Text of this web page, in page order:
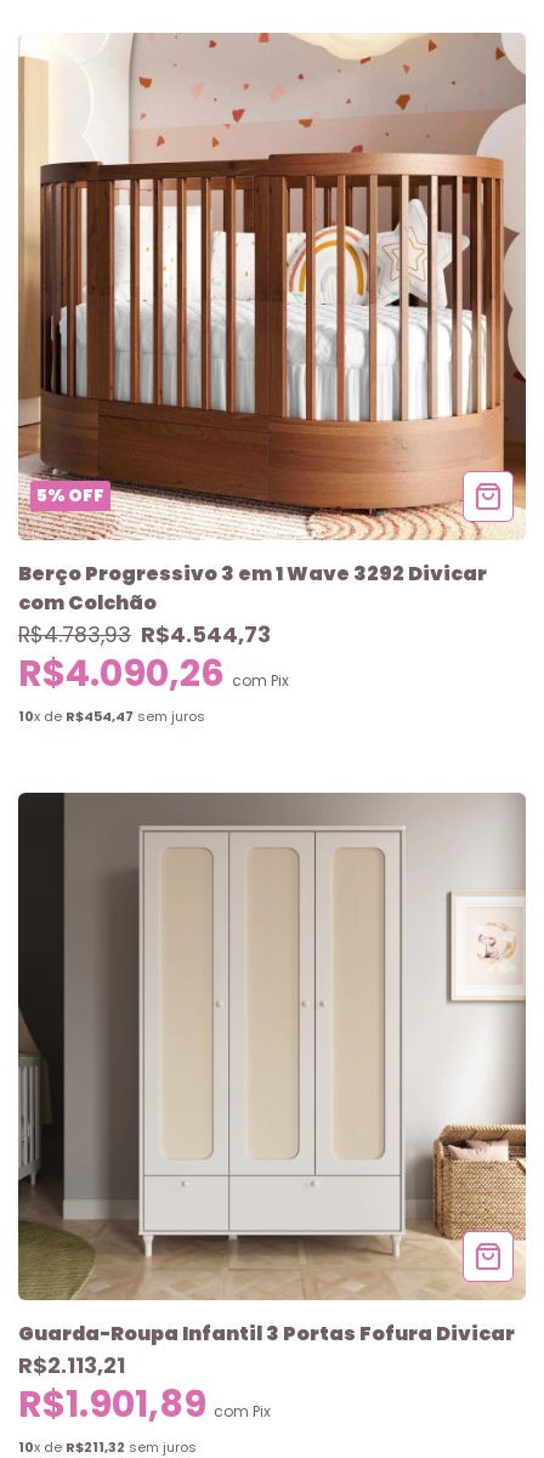
5% OFF
Berço Progressivo 3 em 1 Wave 3292 Divicar
com Colchão
R$4.783,93 R$4.544,73
R$4.090,26 com Pix
10x de R$454,47 sem juros
Guarda-Roupa Infantil 3 Portas Fofura Divicar
R$2.113,21
R$1.901,89 com Pix
10x de R$211,32 sem juros